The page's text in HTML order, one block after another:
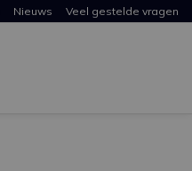
Nieuws Veel gestelde vragen